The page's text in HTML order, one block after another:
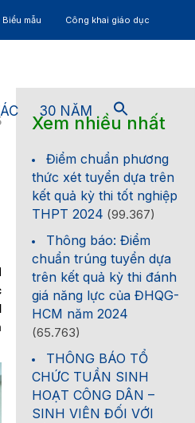
mẫu Công khai giáo dục
30 NĂM
Xem nhiều nhất
Điểm chuẩn phương
thức xét tuyển dựa trên
kết quả kỳ thi tốt nghiệp
THPT 2024 (99.367)
Thông báo: Điểm
chuẩn trúng tuyển dựa
trên kết quả kỳ thi đánh
giá năng lực của ĐHQG-
HCM năm 2024
(65.763)
THÔNG BÁO TỔ
CHỨC TUẦN SINH
HOẠT CÔNG DÂN –
SINH VIÊN ĐỐI VỚI